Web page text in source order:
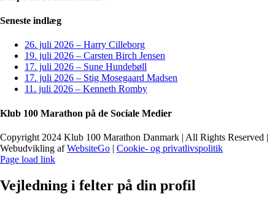
Facebook
X
LinkedIn
Pinterest
E-
Seneste indlæg
26. juli 2026 – Harry Cilleborg
19. juli 2026 – Carsten Birch Jensen
17. juli 2026 – Sune Hundebøll
17. juli 2026 – Stig Mosegaard Madsen
11. juli 2026 – Kenneth Romby
Klub 100 Marathon på de Sociale Medier
Copyright 2024 Klub 100 Marathon Danmark | All Rights Reserved |
Webudvikling afWebsiteGo | Cookie- og privatlivspolitik
Page load link
Vejledning i felter på din profil